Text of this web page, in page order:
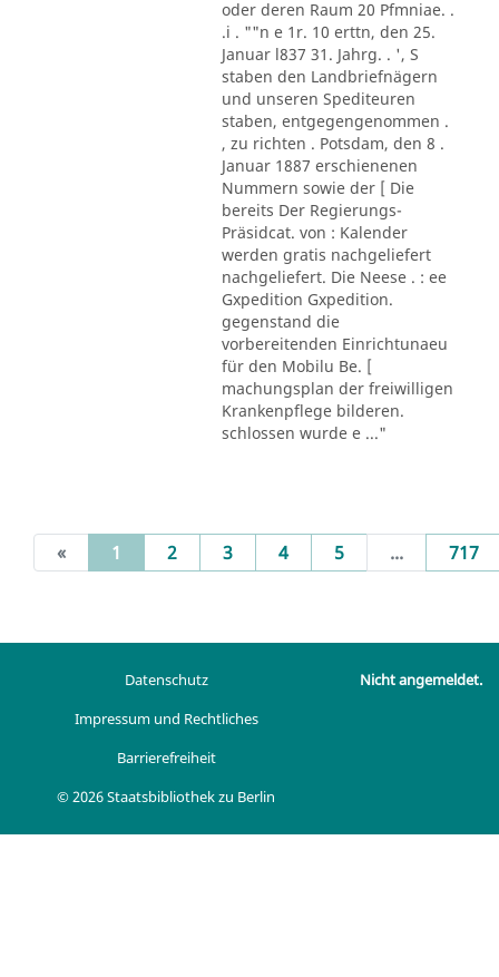
oder deren Raum 20 Pfmniae. .
.i . ""n e 1r. 10 erttn, den 25.
Januar l837 31. Jahrg. . ', S
staben den Landbriefnägern
und unseren Spediteuren
staben, entgegengenommen .
, zu richten . Potsdam, den 8 .
Januar 1887 erschienenen
Nummern sowie der [ Die
bereits Der Regierungs-
Präsidcat. von : Kalender
werden gratis nachgeliefert
nachgeliefert. Die Neese . : ee
Gxpedition Gxpedition.
gegenstand die
vorbereitenden Einrichtunaeu
für den Mobilu Be. [
machungsplan der freiwilligen
Krankenpflege bilderen.
schlossen wurde e ..."
« 1 (current)
2 3 4 5 ... 717
Datenschutz
Impressum und Rechtliches
Barrierefreiheit
© 2026 Staatsbibliothek zu Berlin
Nicht angemeldet.